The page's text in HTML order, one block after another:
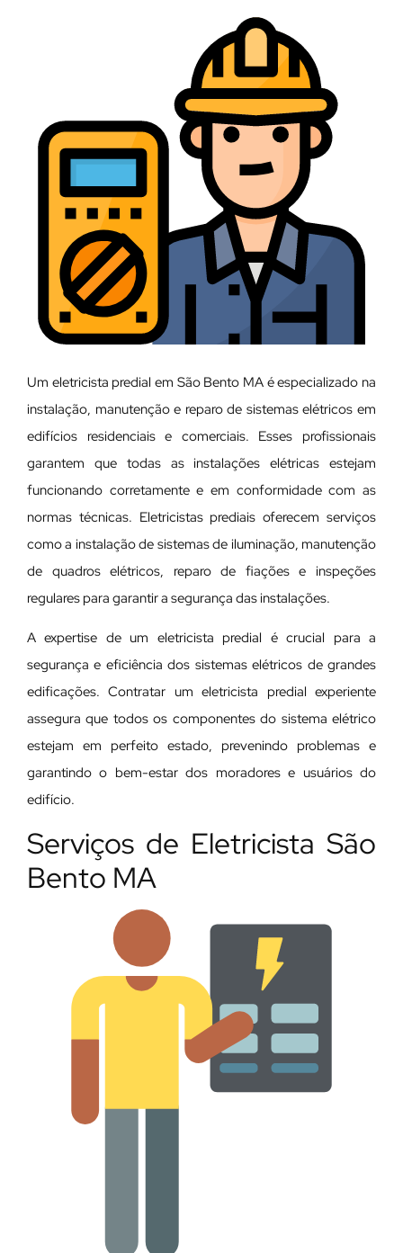
Um eletricista predial em São Bento MA é especializado na
instalação, manutenção e reparo de sistemas elétricos em
edifícios residenciais e comerciais. Esses profissionais
garantem que todas as instalações elétricas estejam
funcionando corretamente e em conformidade com as
normas técnicas. Eletricistas prediais oferecem serviços
como a instalação de sistemas de iluminação, manutenção
de quadros elétricos, reparo de fiações e inspeções
regulares para garantir a segurança das instalações.
A expertise de um eletricista predial é crucial para a
segurança e eficiência dos sistemas elétricos de grandes
edificações. Contratar um eletricista predial experiente
assegura que todos os componentes do sistema elétrico
estejam em perfeito estado, prevenindo problemas e
garantindo o bem-estar dos moradores e usuários do
edifício.
Serviços de Eletricista São
Bento MA